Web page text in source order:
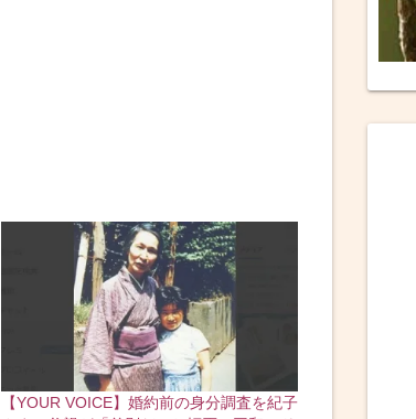
【YOUR VOICE】婚約前の身分調査を紀子